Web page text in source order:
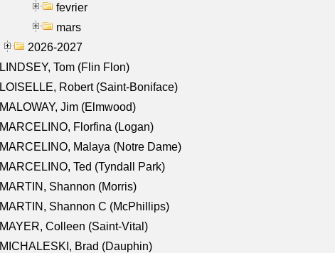
fevrier
mars
2026-2027
LINDSEY, Tom (Flin Flon)
LOISELLE, Robert (Saint-Boniface)
MALOWAY, Jim (Elmwood)
MARCELINO, Florfina (Logan)
MARCELINO, Malaya (Notre Dame)
MARCELINO, Ted (Tyndall Park)
MARTIN, Shannon (Morris)
MARTIN, Shannon C (McPhillips)
MAYER, Colleen (Saint-Vital)
MICHALESKI, Brad (Dauphin)